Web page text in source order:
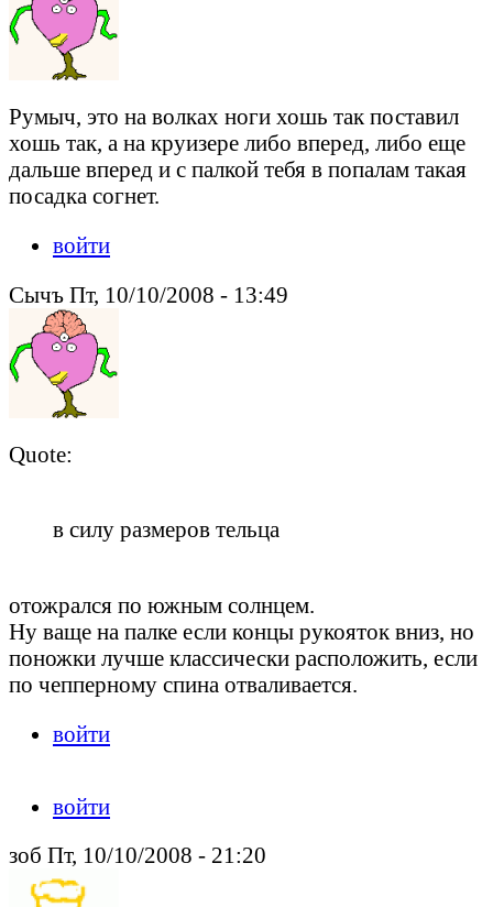
Румыч, это на волках ноги хошь так поставил
хошь так, а на круизере либо вперед, либо еще
дальше вперед и с палкой тебя в попалам такая
посадка согнет.
войти
Сычъ Пт, 10/10/2008 - 13:49
Quote:
в силу размеров тельца
отожрался по южным солнцем.
Ну ваще на палке если концы рукояток вниз, но
поножки лучше классически расположить, если
по чепперному спина отваливается.
войти
войти
зоб Пт, 10/10/2008 - 21:20